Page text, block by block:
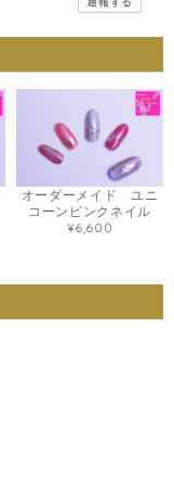
オーダーメイド ユニ
コーンピンクネイル
¥6,600